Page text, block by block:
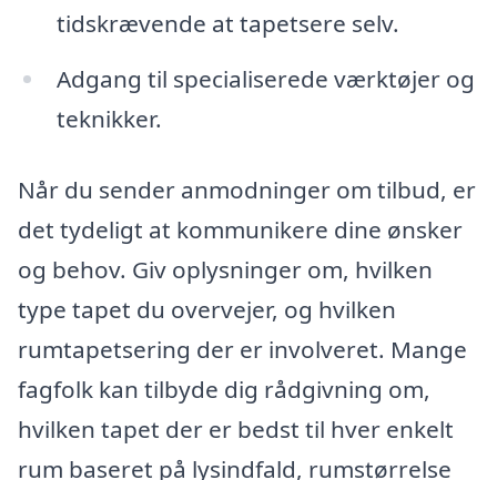
tidskrævende at tapetsere selv.
Adgang til specialiserede værktøjer og
teknikker.
Når du sender anmodninger om tilbud, er
det tydeligt at kommunikere dine ønsker
og behov. Giv oplysninger om, hvilken
type tapet du overvejer, og hvilken
rumtapetsering der er involveret. Mange
fagfolk kan tilbyde dig rådgivning om,
hvilken tapet der er bedst til hver enkelt
rum baseret på lysindfald, rumstørrelse